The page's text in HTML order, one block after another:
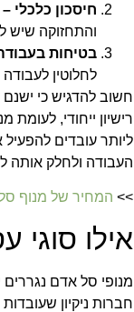
חיסכון כלכלי –
והתחזוקה שיש
בטיחות
לחלוטין
חשוב להדגיש כי
רישיון ייחודי,
ליותר עובדים
העבודה ולחלק אותה
>> המחיר של מנוף
אילו סוגי
מנופי סל אדם
חברות ניקיון